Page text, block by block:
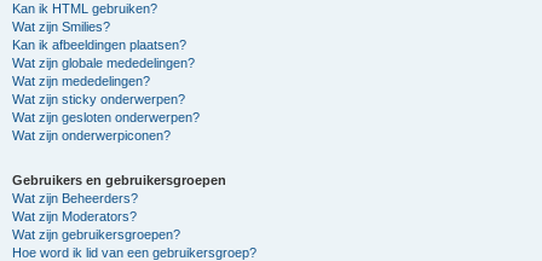
Kan ik HTML gebruiken?
Wat zijn Smilies?
Kan ik afbeeldingen plaatsen?
Wat zijn globale mededelingen?
Wat zijn mededelingen?
Wat zijn sticky onderwerpen?
Wat zijn gesloten onderwerpen?
Wat zijn onderwerpiconen?
Gebruikers en gebruikersgroepen
Wat zijn Beheerders?
Wat zijn Moderators?
Wat zijn gebruikersgroepen?
Hoe word ik lid van een gebruikersgroep?